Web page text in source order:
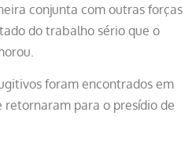
conjunta com outras forças
do trabalho sério que o
foram encontrados em
retornaram para o presídio de